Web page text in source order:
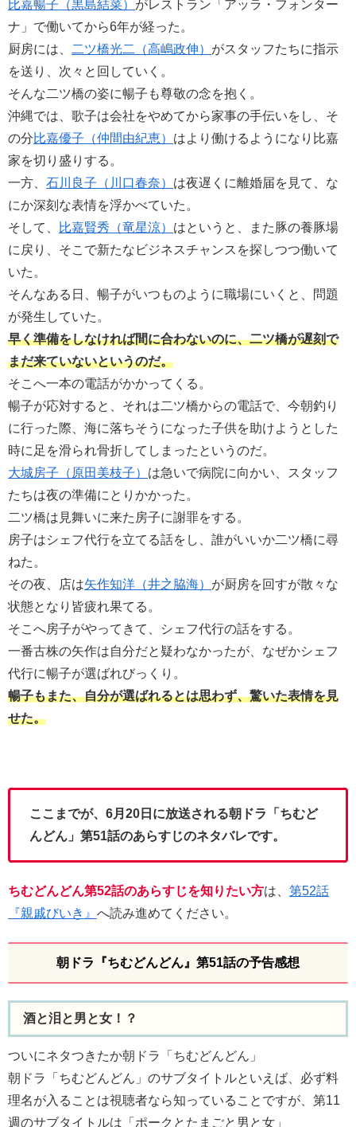
比嘉暢子（黒島結菜） がレストラン「アッラ・フォンター
ナ」で働いてから6年が経った。
厨房には、
二ツ橋光二（高嶋政伸） がスタッフたちに指示
を送り、次々と回していく。
そんな二ツ橋の姿に暢子も尊敬の念を抱く。
沖縄では、歌子は会社をやめてから家事の手伝いをし、そ
の分比嘉優子（仲間由紀恵） はより働けるようになり比嘉
家を切り盛りする。
一方、 石川良子（川口春奈） は夜遅くに離婚届を見て、な
にか深刻な表情を浮かべていた。
そして、
比嘉賢秀（竜星涼） はというと、また豚の養豚場
に戻り、そこで新たなビジネスチャンスを探しつつ働いて
いた。
そんなある日、暢子がいつものように職場にいくと、問題
が発生していた。
早く準備をしなければ間に合わないのに、二ツ橋が遅刻で
まだ来ていないというのだ。
そこへ一本の電話がかかってくる。
暢子が応対すると、それは二ツ橋からの電話で、今朝釣り
に行った際、海に落ちそうになった子供を助けようとした
時に足を滑られ骨折してしまったというのだ。
大城房子（原田美枝子） は急いで病院に向かい、スタッフ
たちは夜の準備にとりかかった。
二ツ橋は見舞いに来た房子に謝罪をする。
房子はシェフ代行を立てる話をし、誰がいいか二ツ橋に尋
ねた。
その夜、店は矢作知洋（井之脇海） が厨房を回すが散々な
状態となり皆疲れ果てる。
そこへ房子がやってきて、シェフ代行の話をする。
一番古株の矢作は自分だと疑わなかったが、なぜかシェフ
代行に暢子が選ばれびっくり。
暢子もまた、自分が選ばれるとは思わず、驚いた表情を見
せた。
ここまでが、6月20日に放送される朝ドラ「ちむど
んどん」第51話のあらすじのネタバレです。
ちむどんどん第52話のあらすじを知りたい方は、 第52話
『親戚びいき』 へ読み進めてください。
朝ドラ『ちむどんどん』第51話の予告感想
酒と泪と男と女！？
ついにネタつきたか朝ドラ「ちむどんどん」
朝ドラ「ちむどんどん」のサブタイトルといえば、必ず料
理名が入ることは視聴者なら知っていることですが、第11
週のサブタイトルは「ポークとたまごと男と女」